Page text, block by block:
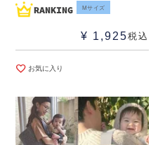
Mサイズ
¥ 1,925税込
お気に入り